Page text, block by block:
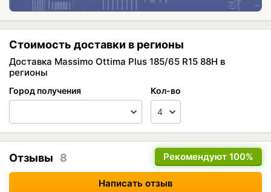
Стоимость доставки в регионы
Доставка Massimo Ottima Plus 185/65 R15 88H в
регионы
Город получения Кол-во
Рекомендуют 100%
Отзывы 8
Написать отзыв